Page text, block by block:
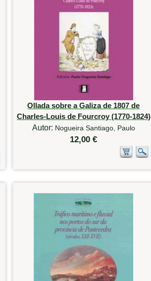
Ollada sobre a Galiza de 1807 de
Charles-Louis de Fourcroy (1770-1824)
Autor: Nogueira Santiago, Paulo
12,00 €